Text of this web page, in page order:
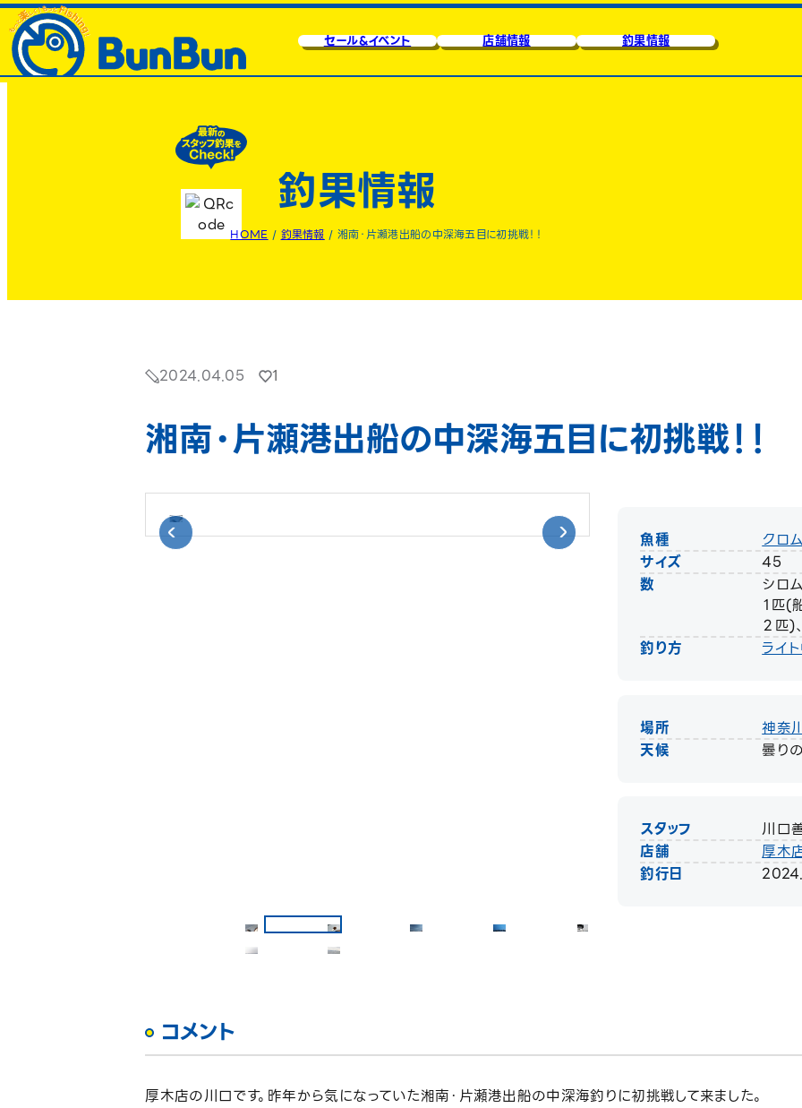
セール&イベント 店舗情報 釣果情報
釣果情報
HOME / 釣果情報 / 湘南・片瀬港出船の中深海五目に初挑戦！！
2024.04.05 1
湘南・片瀬港出船の中深海五目に初挑戦！！
魚種
クロ
サイズ
45
数
シロ
１匹(
２匹)
釣り方
ライ
場所
神奈
天候
曇り
スタッフ
川口
店舗
厚木
釣行日
コメント
厚木店の川口です。昨年から気になっていた湘南・片瀬港出船の中深海釣りに初挑戦して来ました。